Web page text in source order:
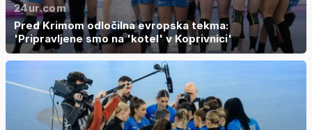
24ur.com
Pred Krimom odločilna evropska tekma:
'Pripravljene smo na 'kotel' v Koprivnici'